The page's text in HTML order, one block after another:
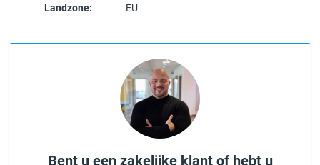
Landzone:
EU
Bent u een zakelijke klant of hebt u